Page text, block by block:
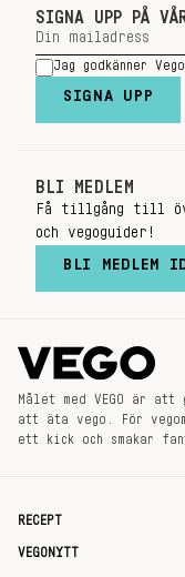
SIGNA UPP PÅ
Jag godkänner
SIGNA UPP
BLI MEDLEM
Få tillgång till
och vegoguider!
BLI MEDLEM
Målet med VEGO är
att äta vego. För
ett kick och smakar
RECEPT
VEGONYTT